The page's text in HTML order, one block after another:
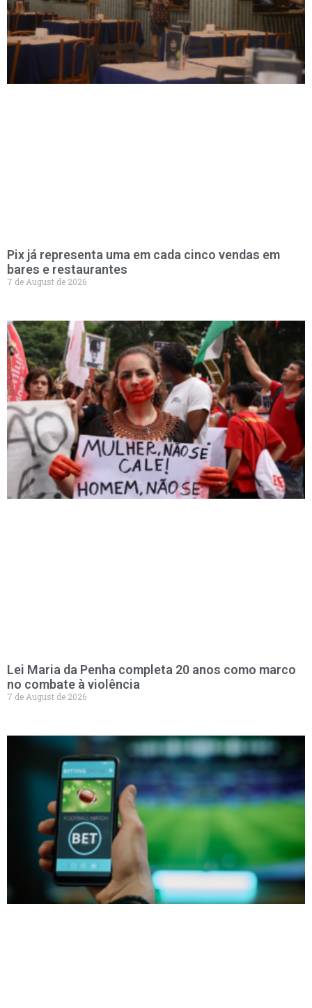
Pix já representa uma em cada cinco vendas em
bares e restaurantes
7 de August de 2026
Lei Maria da Penha completa 20 anos como marco
no combate à violência
7 de August de 2026